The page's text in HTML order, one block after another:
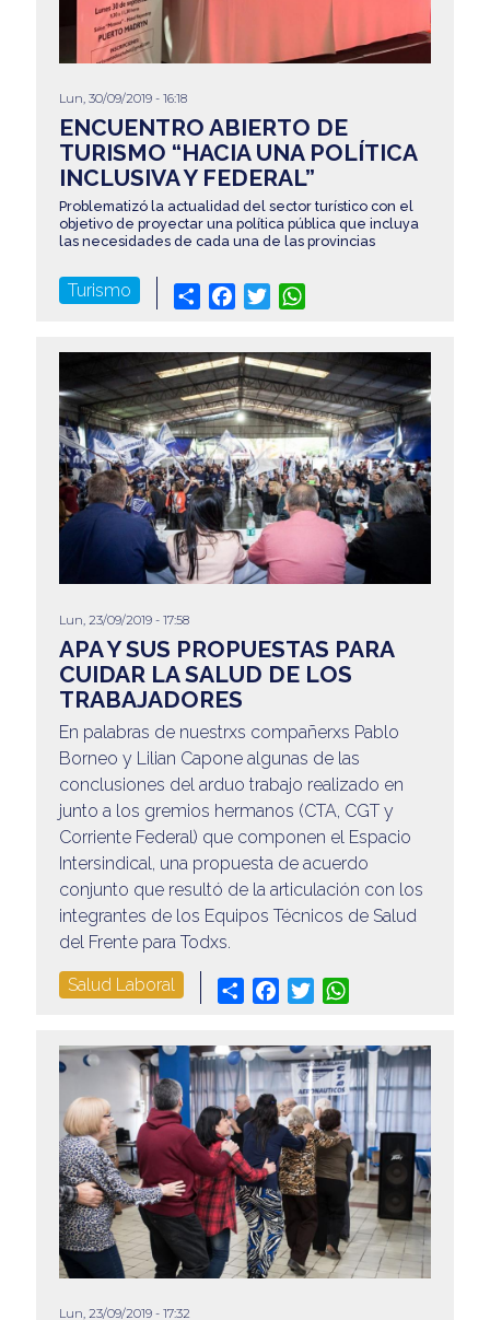
Lun, 30/09/2019 - 16:18
ENCUENTRO ABIERTO DE
TURISMO “HACIA UNA POLÍTICA
INCLUSIVA Y FEDERAL”
Problematizó la actualidad del sector turístico con el
objetivo de proyectar una política pública que incluya
las necesidades de cada una de las provincias
Turismo Share Facebook
Twitter
Lun, 23/09/2019 - 17:58
APA Y SUS PROPUESTAS PARA
CUIDAR LA SALUD DE LOS
TRABAJADORES
En palabras de nuestrxs compañerxs Pablo
Borneo y Lilian Capone algunas de las
conclusiones del arduo trabajo realizado en
junto a los gremios hermanos (CTA, CGT y
Corriente Federal) que componen el Espacio
Intersindical, una propuesta de acuerdo
conjunto que resultó de la articulación con los
integrantes de los Equipos Técnicos de Salud
del Frente para Todxs.
Salud Laboral Share Facebook
Twitter
Lun, 23/09/2019 - 17:32